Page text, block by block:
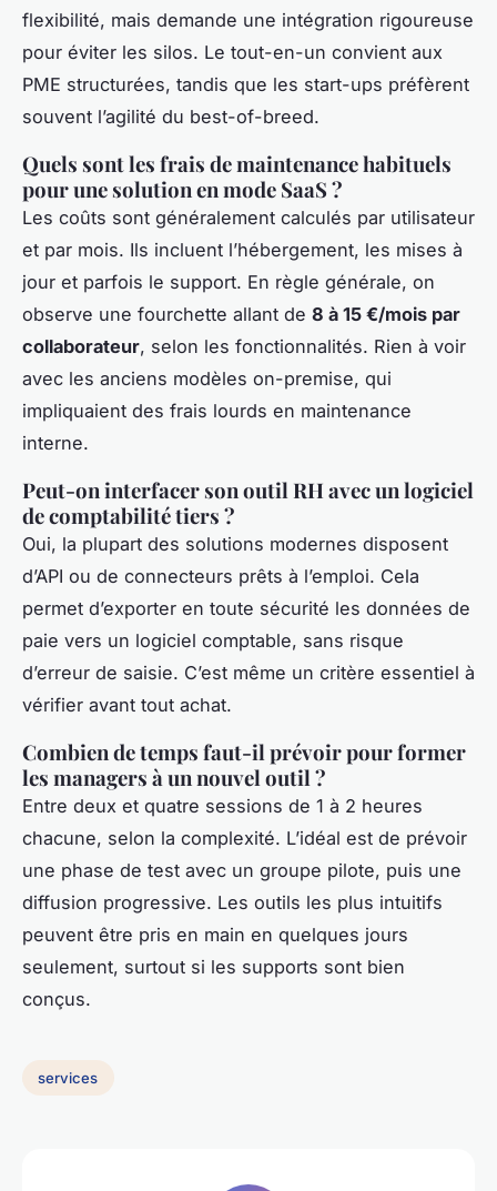
flexibilité, mais demande une intégration rigoureuse
pour éviter les silos. Le tout-en-un convient aux
PME structurées, tandis que les start-ups préfèrent
souvent l’agilité du best-of-breed.
Quels sont les frais de maintenance habituels
pour une solution en mode SaaS ?
Les coûts sont généralement calculés par utilisateur
et par mois. Ils incluent l’hébergement, les mises à
jour et parfois le support. En règle générale, on
observe une fourchette allant de 8 à 15 €/mois par
collaborateur, selon les fonctionnalités. Rien à voir
avec les anciens modèles on-premise, qui
impliquaient des frais lourds en maintenance
interne.
Peut-on interfacer son outil RH avec un logiciel
de comptabilité tiers ?
Oui, la plupart des solutions modernes disposent
d’API ou de connecteurs prêts à l’emploi. Cela
permet d’exporter en toute sécurité les données de
paie vers un logiciel comptable, sans risque
d’erreur de saisie. C’est même un critère essentiel à
vérifier avant tout achat.
Combien de temps faut-il prévoir pour former
les managers à un nouvel outil ?
Entre deux et quatre sessions de 1 à 2 heures
chacune, selon la complexité. L’idéal est de prévoir
une phase de test avec un groupe pilote, puis une
diffusion progressive. Les outils les plus intuitifs
peuvent être pris en main en quelques jours
seulement, surtout si les supports sont bien
conçus.
services